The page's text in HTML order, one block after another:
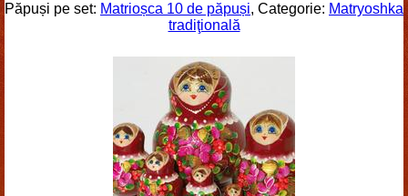
Păpuși pe set: Matrioșca 10 de păpuși, Categorie: Matryoshka
tradiţională